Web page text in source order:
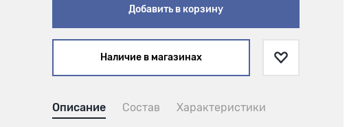
Добавить в корзину
Наличие в магазинах
Описание Состав Характеристики